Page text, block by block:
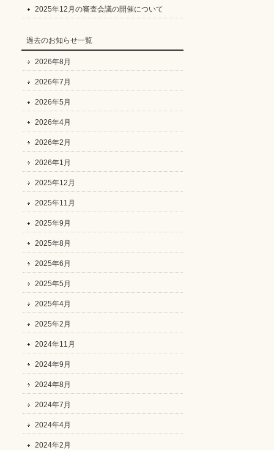
2025年12月の審査会議の開催について
過去のお知らせ一覧
2026年8月
2026年7月
2026年5月
2026年4月
2026年2月
2026年1月
2025年12月
2025年11月
2025年9月
2025年8月
2025年6月
2025年5月
2025年4月
2025年2月
2024年11月
2024年9月
2024年8月
2024年7月
2024年4月
2024年2月